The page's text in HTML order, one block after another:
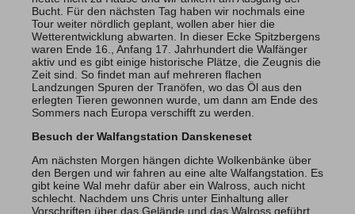
Bucht. Für den nächsten Tag haben wir nochmals eine
Tour weiter nördlich geplant, wollen aber hier die
Wetterentwicklung abwarten. In dieser Ecke Spitzbergens
waren Ende 16., Anfang 17. Jahrhundert die Walfänger
aktiv und es gibt einige historische Plätze, die Zeugnis die
Zeit sind. So findet man auf mehreren flachen
Landzungen Spuren der Tranöfen, wo das Öl aus den
erlegten Tieren gewonnen wurde, um dann am Ende des
Sommers nach Europa verschifft zu werden.
Besuch der Walfangstation Danskeneset
Am nächsten Morgen hängen dichte Wolkenbänke über
den Bergen und wir fahren au eine alte Walfangstation. Es
gibt keine Wal mehr dafür aber ein Walross, auch nicht
schlecht. Nachdem uns Chris unter Einhaltung aller
Vorschriften über das Gelände und das Walross geführt